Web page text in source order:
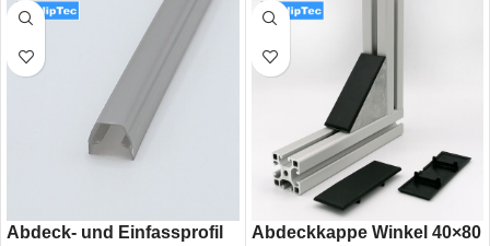
Abdeck- und Einfassprofil
Abdeckkappe Winkel 40×80